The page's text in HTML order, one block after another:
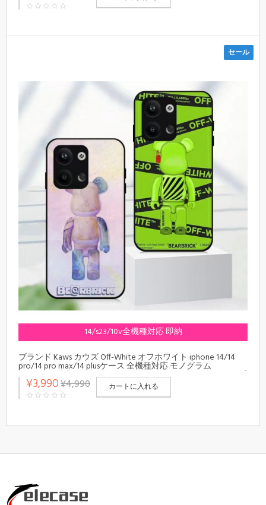
コピー 保護 モノグラム 男女通用
セール
14/s23/10v全機種対応 即納
ブランド Kaws カウズ Off-White オフホワイト iphone 14/14
pro/14 pro max/14 plusケース 全機種対応 モノグラム
Be@rbrick 熊柄 Galaxy s23/s23+/s23 ultra/note20カバー シンプ
ル xperia ace iv/5 iv/10 v/1 vカバー メンズ レディーズ
¥3,990¥4,990 カートに入れる